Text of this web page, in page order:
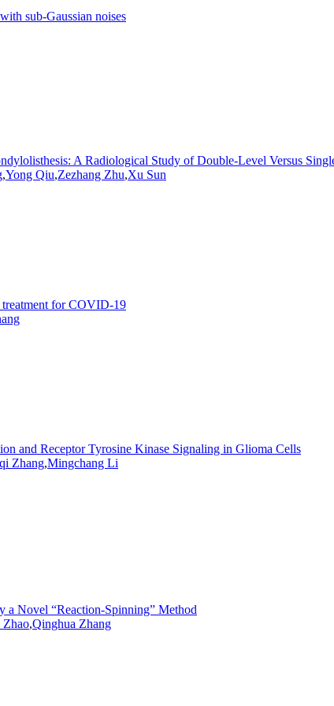
sub-Gaussian noises
A Radiological Study of Double-Level Versus
,Yong Qiu,Zezhang Zhu,Xu Sun
treatment for COVID-19
and Receptor Tyrosine Kinase Signaling in Glioma Cells
Zhang,Mingchang Li
a Novel “Reaction-Spinning” Method
Zhao,Qinghua Zhang